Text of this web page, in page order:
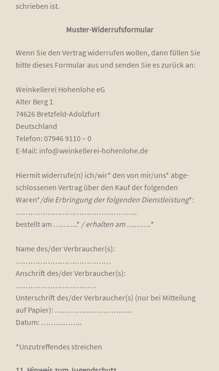
schrie­ben ist.
Mus­ter-Wider­rufs­for­mu­lar
Wenn Sie den Ver­trag wider­ru­fen wol­len, dann fül­len Sie
bit­te die­ses For­mu­lar aus und sen­den Sie es zurück an:
Wein­kel­le­rei Hohen­lo­he eG
Alter Berg 1
74626 Bretz­feld-Adolz­furt
Deutsch­land
Tele­fon: 07946 9110 – 0
E-Mail: info@weinkellerei-hohenlohe.de
Hier­mit widerrufe(n) ich/wir* den von mir/uns* abge­
schlos­se­nen Ver­trag über den Kauf der fol­gen­den
Waren*/die Erbrin­gung der fol­gen­den Dienst­leis­tung*:
…………………………………………..
bestellt am ……….* / erhal­ten am ……….*
Name des/der Verbraucher(s):
…………………………………
Anschrift des/der Verbraucher(s):
……………………………
Unter­schrift des/der Verbraucher(s) (nur bei Mit­tei­lung
auf Papier): …………………………..
Datum: ……………..
*Unzu­tref­fen­des streichen